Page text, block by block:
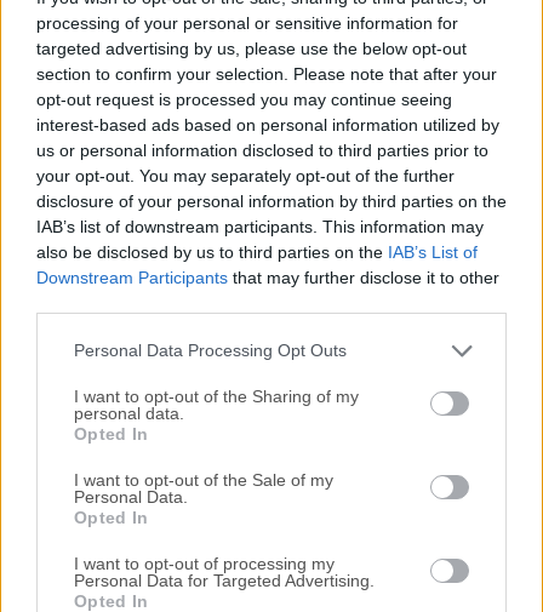
processing of your personal or sensitive information for
targeted advertising by us, please use the below opt-out
section to confirm your selection. Please note that after your
opt-out request is processed you may continue seeing
interest-based ads based on personal information utilized by
us or personal information disclosed to third parties prior to
your opt-out. You may separately opt-out of the further
disclosure of your personal information by third parties on the
IAB’s list of downstream participants. This information may
also be disclosed by us to third parties on the IAB’s List of
Downstream Participants that may further disclose it to other
Personal Data Processing Opt Outs
I want to opt-out of the Sharing of my
personal data.
Opted In
I want to opt-out of the Sale of my
Personal Data.
Opted In
I want to opt-out of processing my
Personal Data for Targeted Advertising.
Opted In
jetAudio es un software multimedia completo diseñado
para la reproducción y gestión de varios archivos
multimedia en su PC.Desarrollado por Cowon Systems, Inc.,
ofrece una amplia gama de funciones, que incluyen
reproducción de audio y video, extracción de CD, conversión
de audio, transmisión por internet y más.Con su interfaz
fácil de usar y amplias opciones de personalización, su
objetivo es proporcionar a los usuarios una experiencia
multimedia completa.Reproduce varios archivos de música
y video. Las características incluidas son: Grabación de CD,
Grabación, y Conversión de Archivos. Puedes Crear
Transmisiones por Internet con JetCast...